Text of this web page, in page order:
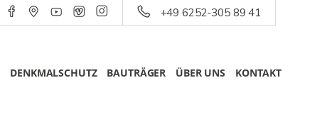
+49 6252-305 89 41
DENKMALSCHUTZ BAUTRÄGER ÜBER UNS KONTAKT